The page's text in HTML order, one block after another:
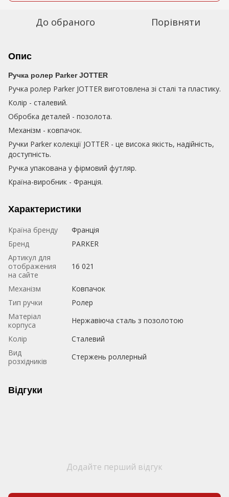
До обраного Порівняти
Опис
Ручка ролер Parker JOTTER
Ручка ролер Раrker JOTTER виготовлена зі сталі та пластику.
Колір - сталевий.
Обробка деталей - позолота.
Механізм - ковпачок.
Ручки Parker колекції JOTTER - це висока якість, надійність,
доступність.
Ручка упакована у фірмовий футляр.
Країна-виробник - Франція.
Характеристики
Країна бренду
Франція
Бренд
PARKER
Артикул для
отображения
на сайте
16 021
Механізм
Ковпачок
Тип ручки
Ролер
Матеріал
корпуса
Нержавіюча сталь з позолотою
Колір
Сталевий
Вид
розхідників
Стержень роллерный
Відгуки
Додайте перший відгук